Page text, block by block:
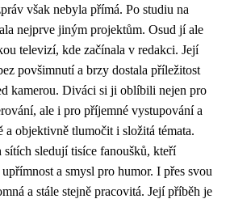
však nebyla přímá. Po studiu na
nejprve jiným projektům. Osud jí ale
televizí, kde začínala v redakci. Její
povšimnutí a brzy dostala příležitost
kamerou. Diváci si ji oblíbili nejen pro
ale i pro příjemné vystupování a
a objektivně tlumočit i složitá témata.
sledují tisíce fanoušků, kteří
a smysl pro humor. I přes svou
a stále stejně pracovitá. Její příběh je